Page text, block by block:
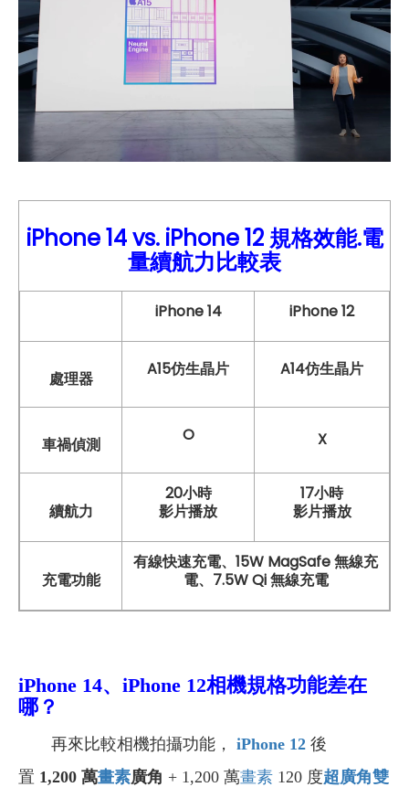
iPhone 14 vs. iPhone12規格效能.電
量續航力比較表
iPhone 14 iPhone 12
處理器 A15仿生晶片 A14仿生晶片
車禍偵測 O X
續航力
20小時
影片播放
17小時
影片播放
充電功能
有線快速充電、15W MagSafe 無線充
電、7.5W Qi 無線充電
iPhone 14、iPhone 12相機規格功能差在
哪？
再來比較相機拍攝功能， iPhone 12 後
置 1,200 萬畫素廣角 + 1,200 萬畫素 120 度超廣角雙